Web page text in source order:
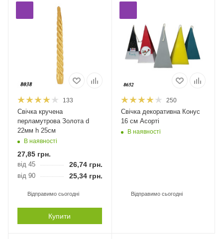
133
Свічка кручена
перламутрова Золота d
22мм h 25см
В наявності
27,85 грн.
від 45 26,74 грн.
від 90 25,34 грн.
Відправимо сьогодні
Купити
250
Свічка декоративна Конус
16 см Асорті
В наявності
Відправимо сьогодні